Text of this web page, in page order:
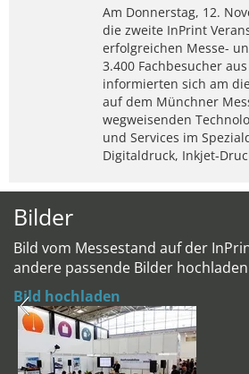
Am Donnerstag, 12.
die zweite InPrint
erfolgreichen Messe-
3.400 Fachbesucher
informierten sich am
auf dem Münchner
wegweisenden
und Services im
Digitaldruck, Inkjet-
Bilder
Bild vom Messestand auf der
andere passende Bilder
Bild hochladen